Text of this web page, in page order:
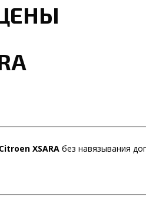
XSARA без навязывания